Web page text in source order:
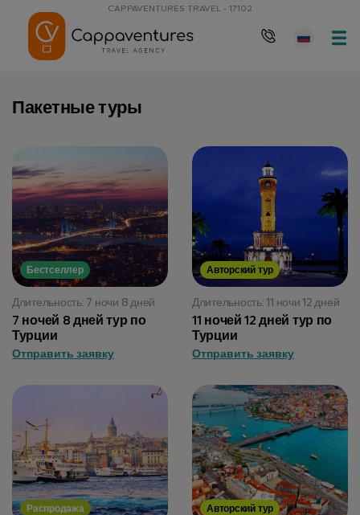
CAPPAVENTURES TRAVEL - 17102
Пакетные туры
Бестселлер
Длительность: 7 ночи 8 дней
7 ночей 8 дней тур по
Турции
Отправить заявку
Авторский тур
Длительность: 11 ночи 12 дней
11 ночей 12 дней тур по
Турции
Отправить заявку
Распродажа Авторский тур